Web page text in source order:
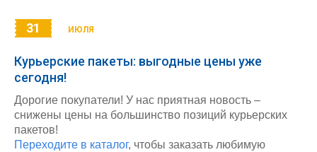
31 ИЮЛЯ
Курьерские пакеты: выгодные цены уже
сегодня!
Дорогие покупатели! У нас приятная новость –
снижены цены на большинство позиций курьерских
пакетов!
Переходите в каталог, чтобы заказать любимую